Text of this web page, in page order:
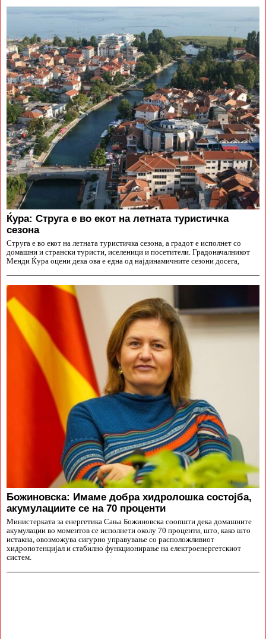
Ќура: Струга е во екот на летната туристичка
сезона
Струга е во екот на летната туристичка сезона, а градот е исполнет со
домашни и странски туристи, иселеници и посетители. Градоначалникот
Менди Ќура оцени дека ова е една од најдинамичните сезони досега,
Божиновска: Имаме добра хидролошка состојба,
акумулациите се на 70 проценти
Министерката за енергетика Сања Божиновска соопшти дека домашните
акумулации во моментов се исполнети околу 70 проценти, што, како што
истакна, овозможува сигурно управување со расположливиот
хидропотенцијал и стабилно функционирање на електроенергетскиот
систем.